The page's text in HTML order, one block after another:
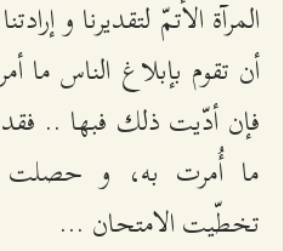
المرآة الأتمّ لتقديرنا و
أن تقوم بإبلاغ الناس ما
فإن أدّيت ذلك فبها ..
ما أُمرت به، و حصلت
تخطّيت الامتحان ...